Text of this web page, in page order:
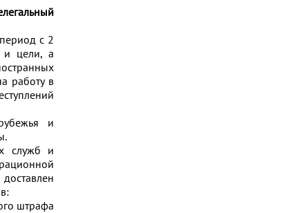
с 2
и цели, а
работу в
и
служб и
штрафа